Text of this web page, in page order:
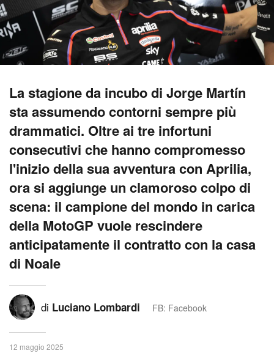
La stagione da incubo di Jorge Martín
sta assumendo contorni sempre più
drammatici. Oltre ai tre infortuni
consecutivi che hanno compromesso
l'inizio della sua avventura con Aprilia,
ora si aggiunge un clamoroso colpo di
scena: il campione del mondo in carica
della MotoGP vuole rescindere
anticipatamente il contratto con la casa
di Noale
di Luciano Lombardi FB: Facebook
12 maggio 2025